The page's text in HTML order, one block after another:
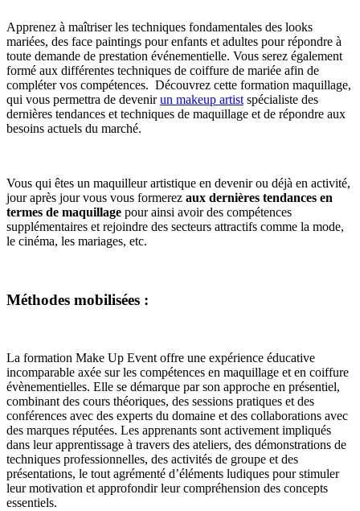
Apprenez à maîtriser les techniques fondamentales des looks
mariées, des face paintings pour enfants et adultes pour répondre à
toute demande de prestation événementielle. Vous serez également
formé aux différentes techniques de coiffure de mariée afin de
compléter vos compétences. Découvrez cette formation maquillage,
qui vous permettra de devenirun makeup artist spécialiste des
dernières tendances et techniques de maquillage et de répondre aux
besoins actuels du marché.
Vous qui êtes un maquilleur artistique en devenir ou déjà en activité,
jour après jour vous vous formerez aux dernières tendances en
termes de maquillage pour ainsi avoir des compétences
supplémentaires et rejoindre des secteurs attractifs comme la mode,
le cinéma, les mariages, etc.
Méthodes mobilisées :
La formation Make Up Event offre une expérience éducative
incomparable axée sur les compétences en maquillage et en coiffure
évènementielles. Elle se démarque par son approche en présentiel,
combinant des cours théoriques, des sessions pratiques et des
conférences avec des experts du domaine et des collaborations avec
des marques réputées. Les apprenants sont activement impliqués
dans leur apprentissage à travers des ateliers, des démonstrations de
techniques professionnelles, des activités de groupe et des
présentations, le tout agrémenté d’éléments ludiques pour stimuler
leur motivation et approfondir leur compréhension des concepts
essentiels.